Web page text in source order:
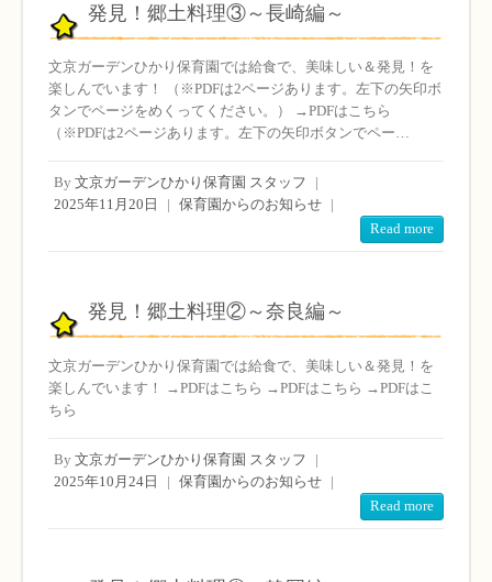
発見！郷土料理③～長崎編～
文京ガーデンひかり保育園では給食で、美味しい＆発見！を
楽しんでいます！ （※PDFは2ページあります。左下の矢印ボ
タンでページをめくってください。） →PDFはこちら
（※PDFは2ページあります。左下の矢印ボタンでペー…
By 文京ガーデンひかり保育園 スタッフ
|
2025年11月20日
| 保育園からのお知らせ
|
Read more
発見！郷土料理②～奈良編～
文京ガーデンひかり保育園では給食で、美味しい＆発見！を
楽しんでいます！ →PDFはこちら →PDFはこちら →PDFはこ
ちら
By 文京ガーデンひかり保育園 スタッフ
|
2025年10月24日
| 保育園からのお知らせ
|
Read more